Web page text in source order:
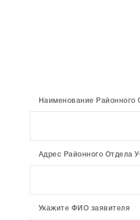
Наименование
Адрес Районного Отдела
Укажите ФИО заявителя